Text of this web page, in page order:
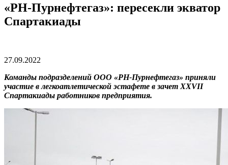
«РН-Пурнефтегаз»: пересекли экватор
Спартакиады
27.09.2022
Команды подразделений ООО «РН-Пурнефтегаз» приняли
участие в легкоатлетической эстафете в зачет XXVII
Спартакиады работников предприятия.